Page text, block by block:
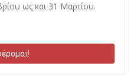
ως και 31 Μαρτίου.